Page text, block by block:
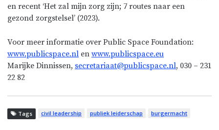
en recent ‘Het zal mijn zorg zijn; 7 routes naar een
gezond zorgstelsel’ (2023).
Voor meer informatie over Public Space Foundation:
www.publicspace.nl en www.publicspace.eu
Marijke Dinnissen, secretariaat@publicspace.nl, 030 – 231
22 82
Tags civil leadership publiek leiderschap burgermacht